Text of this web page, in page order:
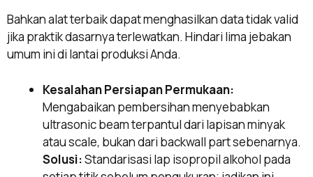
Bahkan alat terbaik dapat menghasilkan data tidak valid
jika praktik dasarnya terlewatkan. Hindari lima jebakan
umum ini di lantai produksi Anda.
Kesalahan Persiapan Permukaan:
Mengabaikan pembersihan menyebabkan
ultrasonic beam terpantul dari lapisan minyak
atau scale, bukan dari backwall part sebenarnya.
Solusi:Standarisasi lap isopropil alkohol pada